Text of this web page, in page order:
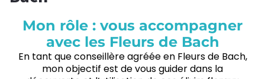
Mon rôle : vous accompagner
avec les Fleurs de Bach
En tant que conseillère agréée en Fleurs de Bach,
mon objectif est de vous guider dans la